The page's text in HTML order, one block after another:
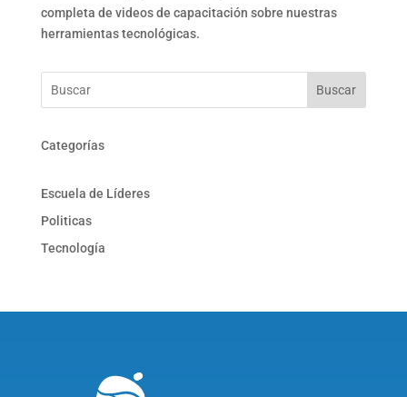
completa de videos de capacitación sobre nuestras
herramientas tecnológicas.
Buscar
Categorías
Escuela de Líderes
Politicas
Tecnología